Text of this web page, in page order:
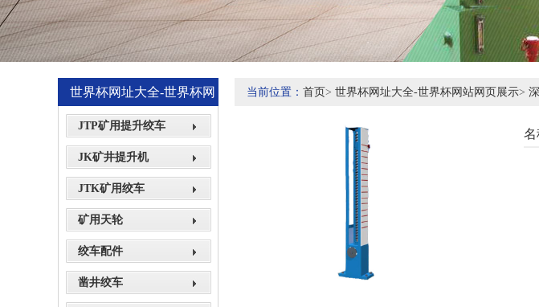
世界杯网址大全-世界杯网
站网页展示
JTP矿用提升绞车
JK矿井提升机
JTK矿用绞车
矿用天轮
绞车配件
凿井绞车
当前位置： 首页> 世界杯网址大全-世界杯网站网页展示>
名